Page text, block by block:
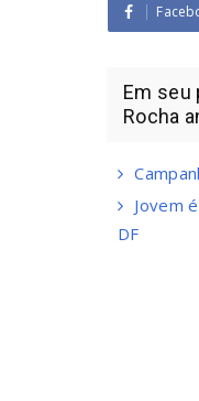
Em seu
Rocha
Jovem
DF